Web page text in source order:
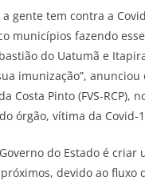
gente tem contra a
municípios fazendo
do Uatumã e
imunização”,
Costa Pinto (FVS-RCP),
órgão, vítima da Covid-
do Estado é criar
devido ao fluxo